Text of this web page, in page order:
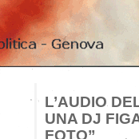
L’AUDIO
UNA DJ
FOTO”